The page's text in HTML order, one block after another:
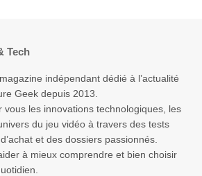
Tech
indépendant dédié à l’actualité
Geek depuis 2013.
vous les innovations technologiques, les
du jeu vidéo à travers des tests
et des dossiers passionnés.
à mieux comprendre et bien choisir